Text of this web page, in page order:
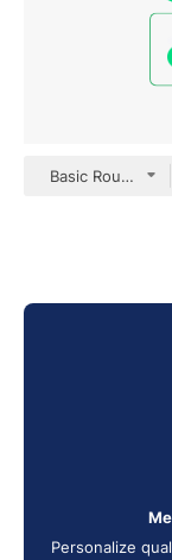
Basic Rounded
Personalize